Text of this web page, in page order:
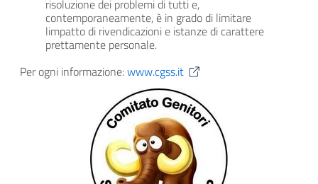
risoluzione dei problemi di tutti e,
contemporaneamente, è in grado di limitare
limpatto di rivendicazioni e istanze di carattere
prettamente personale.
Per ogni informazione:www.cgss.it